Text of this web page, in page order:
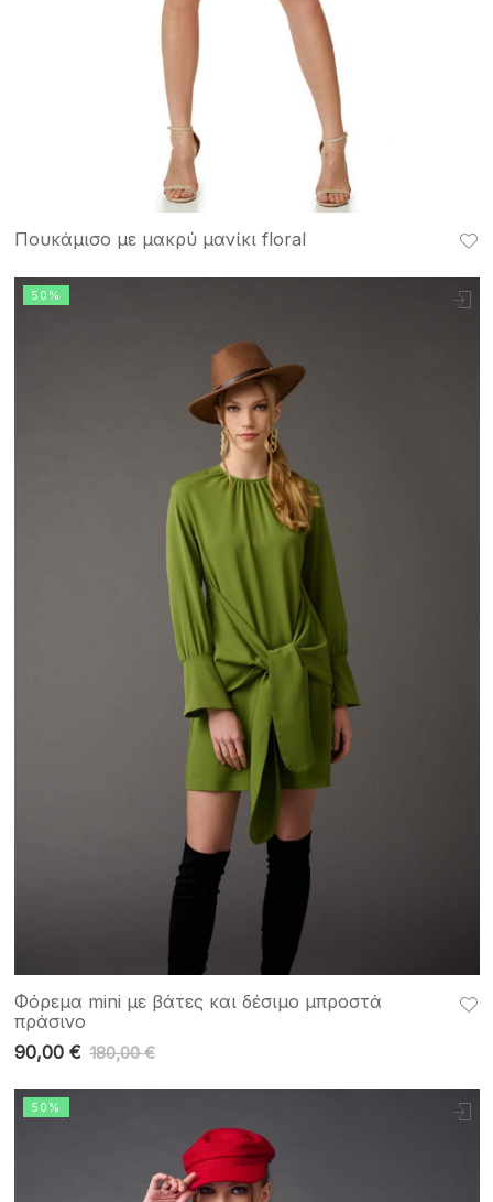
Πουκάμισο με μακρύ μανίκι floral
50%
Φόρεμα mini με βάτες και δέσιμο μπροστά
πράσινο
180,00€
90,00 €
50%